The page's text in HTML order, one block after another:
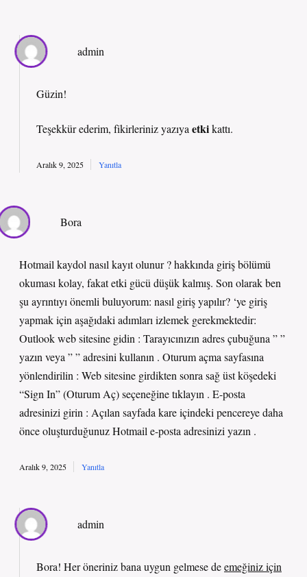
admin
Güzin!
Teşekkür ederim, fikirleriniz yazıya etkikattı.
Aralık 9, 2025 Yanıtla
Bora
Hotmail kaydol nasıl kayıt olunur ? hakkında giriş bölümü
okuması kolay, fakat etki gücü düşük kalmış. Son olarak ben
şu ayrıntıyı önemli buluyorum: nasıl giriş yapılır? ‘ye giriş
yapmak için aşağıdaki adımları izlemek gerekmektedir:
Outlook web sitesine gidin : Tarayıcınızın adres çubuğuna ” ”
yazın veya ” ” adresini kullanın . Oturum açma sayfasına
yönlendirilin : Web sitesine girdikten sonra sağ üst köşedeki
“Sign In” (Oturum Aç) seçeneğine tıklayın . E-posta
adresinizi girin : Açılan sayfada kare içindeki pencereye daha
önce oluşturduğunuz Hotmail e-posta adresinizi yazın .
Aralık 9, 2025 Yanıtla
admin
Bora! Her öneriniz bana uygun gelmese deemeğiniz için